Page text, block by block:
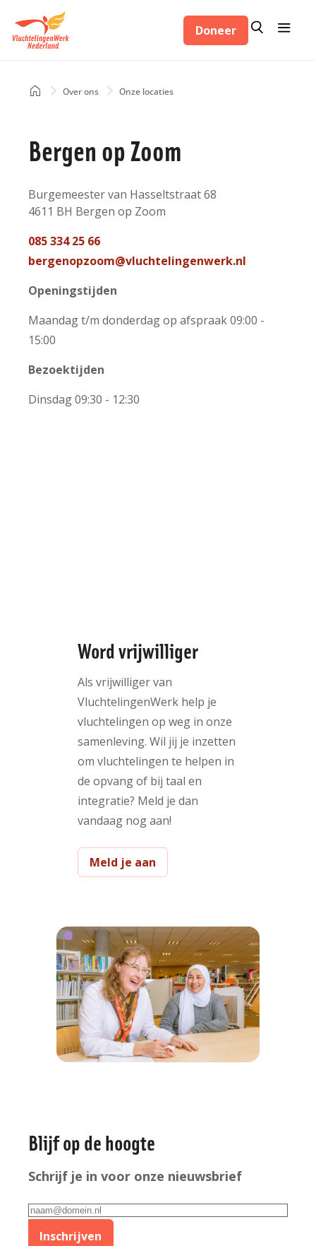
inhoud
Doneer Zoeken
Zoeken
HomeOver ons Onze locaties
Bergen op Zoom
Burgemeester van Hasseltstraat 68
4611 BH Bergen op Zoom
Telefoon
contact
085 334 25 66
Mail
bergenopzoom@vluchtelingenwerk.nl
Openingstijden
Maandag t/m donderdag op afspraak 09:00 -
15:00
Bezoektijden
Dinsdag 09:30 - 12:30
+
−
Word vrijwilliger
Als vrijwilliger van
VluchtelingenWerk help je
vluchtelingen op weg in onze
samenleving. Wil jij je inzetten
om vluchtelingen te helpen in
de opvang of bij taal en
integratie? Meld je dan
vandaag nog aan!
Meld je aan
informatie
Blijf op de hoogte
Schrijf je in voor onze nieuwsbrief
E-
mailadres
Inschrijven